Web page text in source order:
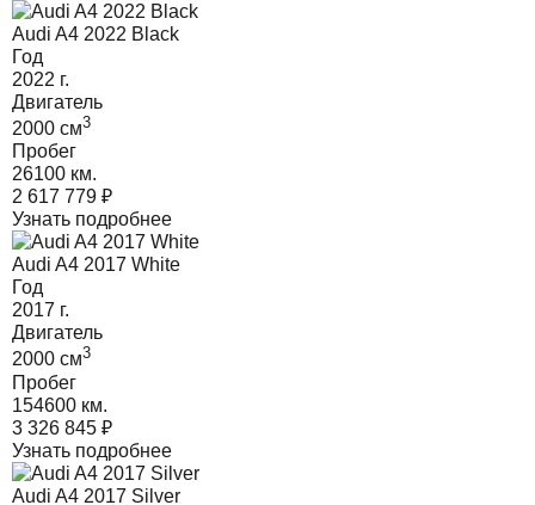
Audi A4 2022 Black
Год
2022 г.
Двигатель
2000 cм3
Пробег
26100 км.
2 617 779 ₽
Узнать подробнее
Audi A4 2017 White
Год
2017 г.
Двигатель
2000 cм3
Пробег
154600 км.
3 326 845 ₽
Узнать подробнее
Audi A4 2017 Silver